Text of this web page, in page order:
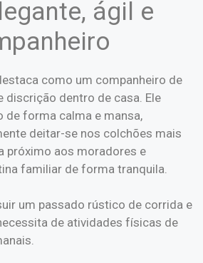
ágil e
como um companheiro de
discrição dentro de casa. Ele
de forma calma e mansa,
deitar-se nos colchões mais
próximo aos moradores e
familiar de forma tranquila.
um passado rústico de corrida e
de atividades físicas de